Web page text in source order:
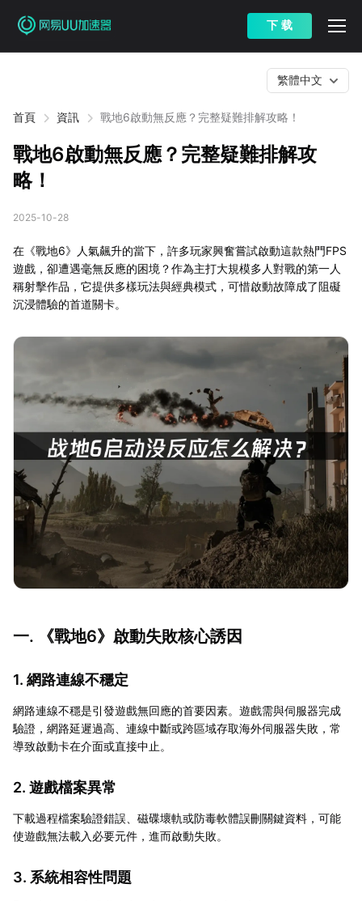
下 载
首頁 資訊 戰地6啟動無反應？完整疑難排解攻略！
繁體中文
戰地6啟動無反應？完整疑難排解攻
略！
2025-10-28
在《戰地6》人氣飆升的當下，許多玩家興奮嘗試啟動這款熱門FPS
遊戲，卻遭遇毫無反應的困境？作為主打大規模多人對戰的第一人
稱射擊作品，它提供多樣玩法與經典模式，可惜啟動故障成了阻礙
沉浸體驗的首道關卡。
一. 《戰地6》啟動失敗核心誘因
1. 網路連線不穩定
網路連線不穩是引發遊戲無回應的首要因素。遊戲需與伺服器完成
驗證，網路延遲過高、連線中斷或跨區域存取海外伺服器失敗，常
導致啟動卡在介面或直接中止。
2. 遊戲檔案異常
下載過程檔案驗證錯誤、磁碟壞軌或防毒軟體誤刪關鍵資料，可能
使遊戲無法載入必要元件，進而啟動失敗。
3. 系統相容性問題